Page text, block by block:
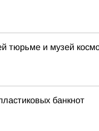
тюрьме и музей
банкнот